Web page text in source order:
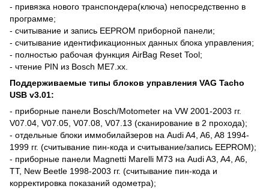
- привязка нового транспондера(ключа) непосредственно в
программе;
- считывание и запись EEPROM приборной панели;
- считывание идентификационных данных блока управления;
- полностью рабочая функция AirBag Reset Tool;
- чтение PIN из Bosch ME7.xx.
Поддерживаемые типы блоков управления VAG Tacho
USB v3.01:
- приборные панели Bosch/Motometer на VW 2001-2003 гг.
V07.04, V07.05, V07.08, V07.13 (сканирование в 2 прохода);
- отдельные блоки иммобилайзеров на Audi A4, A6, A8 1994-
1999 гг. (считывание пин-кода и считывание/запись EEPROM);
- приборные панели Magnetti Marelli M73 на Audi A3, A4, A6,
TT, New Beetle 1998-2003 гг. (считывание пин-кода и
корректировка показаний одометра);